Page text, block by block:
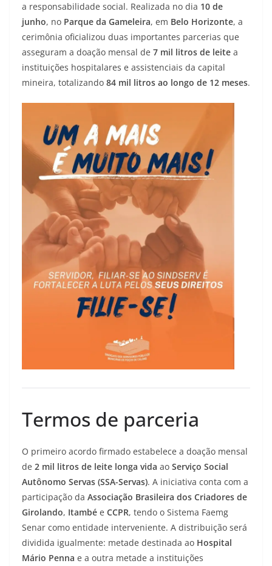
a responsabilidade social. Realizada no dia 10 de
junho, no Parque da Gameleira, em Belo Horizonte, a
cerimônia oficializou duas importantes parcerias que
asseguram a doação mensal de 7 mil litros de leite a
instituições hospitalares e assistenciais da capital
mineira, totalizando 84 mil litros ao longo de 12 meses.
Termos de parceria
O primeiro acordo firmado estabelece a doação mensal
de 2 mil litros de leite longa vida ao Serviço Social
Autônomo Servas (SSA-Servas). A iniciativa conta com a
participação da Associação Brasileira dos Criadores de
Girolando, Itambé e CCPR, tendo o Sistema Faemg
Senar como entidade interveniente. A distribuição será
dividida igualmente: metade destinada ao Hospital
Mário Penna e a outra metade a instituições